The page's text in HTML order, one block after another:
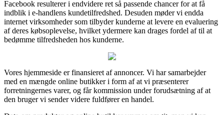
Facebook resulterer i endvidere ret så passende chancer for at få
indblik i e-handlens kundetilfredshed. Desuden møder vi endda
internet virksomheder som tilbyder kunderne at levere en evaluering
af deres købsoplevelse, hvilket ydermere kan drages fordel af til at
bedømme tilfredsheden hos kunderne.
Vores hjemmeside er finansieret af annoncer. Vi har samarbejder
med en mængde online butikker i form af at vi præsenterer
forretningernes varer, og får kommission under forudsætning af at
den bruger vi sender videre fuldfører en handel.